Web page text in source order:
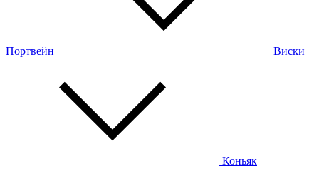
Портвейн Виски
Коньяк